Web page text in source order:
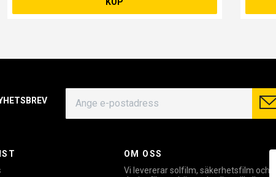
OM OSS
Vi levererar solfilm, säkerhetsfilm och